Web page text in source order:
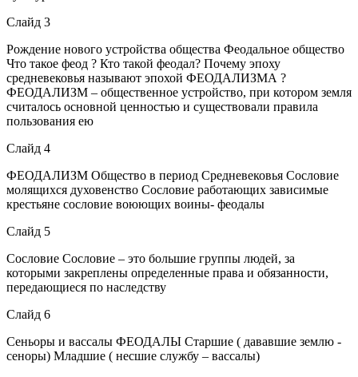
Слайд 3
Рождение нового устройства общества Феодальное общество
Что такое феод ? Кто такой феодал? Почему эпоху
средневековья называют эпохой ФЕОДАЛИЗМА ?
ФЕОДАЛИЗМ – общественное устройство, при котором земля
считалось основной ценностью и существовали правила
пользования ею
Слайд 4
ФЕОДАЛИЗМ Общество в период Средневековья Сословие
молящихся духовенство Сословие работающих зависимые
крестьяне сословие воюющих воины- феодалы
Слайд 5
Сословие Сословие – это большие группы людей, за
которыми закреплены определенные права и обязанности,
передающиеся по наследству
Слайд 6
Сеньоры и вассалы ФЕОДАЛЫ Старшие ( дававшие землю -
сеноры) Младшие ( несшие службу – вассалы)